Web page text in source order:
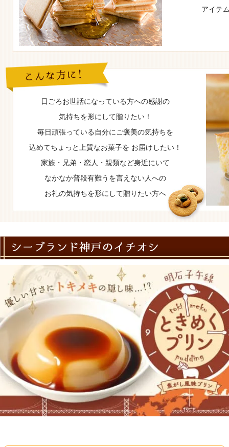
アイテ
日ごろお世話になっている方への感謝の
気持ちを形にして贈りたい！
毎日頑張っている自分にご褒美の気持ちを
込めてちょっと上質なお菓子を お届けしたい！
家族・兄弟・恋人・親類など身近にいて
なかなか普段有難うを言えない人への
お礼の気持ちを形にして贈りたい方へ